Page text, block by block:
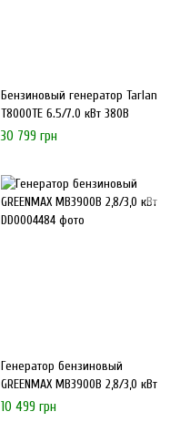
Бензиновый генератор Tarlan
T8000TE 6.5/7.0 кВт 380В
30 799 грн
Генератор бензиновый
GREENMAX MB3900B 2,8/3,0 кВт
10 499 грн